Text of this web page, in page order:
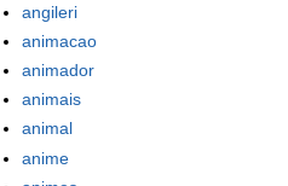
angileri
animacao
animador
animais
animal
anime